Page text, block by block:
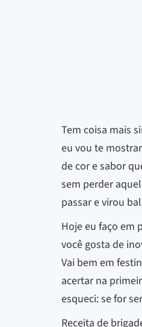
Tem coisa mais
eu vou te
de cor e sabor
sem perder
passar e virou
Hoje eu faço em
você gosta de
Vai bem em
acertar na
esqueci: se for
Receita de